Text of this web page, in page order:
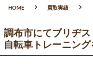
HOME 買取実績
調布市にてブリヂ
自転車トレーニング